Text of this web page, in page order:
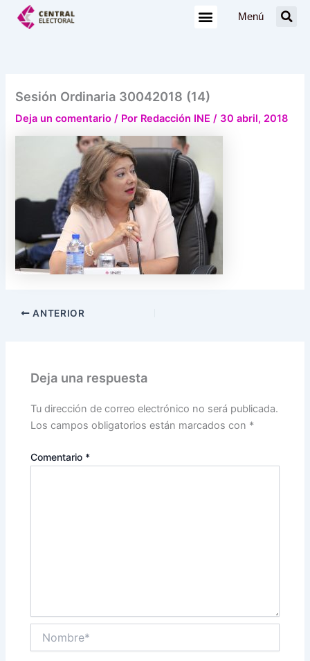
Menú
Sesión Ordinaria 30042018 (14)
Deja un comentario / Por Redacción INE/ 30 abril, 2018
ANTERIOR
Deja una respuesta
Tu dirección de correo electrónico no será publicada.
Los campos obligatorios están marcados con *
Comentario *